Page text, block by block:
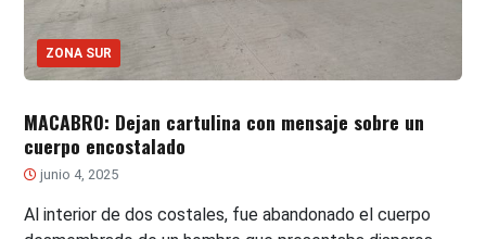
ZONA SUR
MACABRO: Dejan cartulina con mensaje sobre un
cuerpo encostalado
junio 4, 2025
Al interior de dos costales, fue abandonado el cuerpo